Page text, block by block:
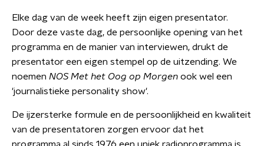
Elke dag van de week heeft zijn eigen presentator.
Door deze vaste dag, de persoonlijke opening van het
programma en de manier van interviewen, drukt de
presentator een eigen stempel op de uitzending. We
noemen NOS Met het Oog op Morgen ook wel een
'journalistieke personality show'.
De ijzersterke formule en de persoonlijkheid en kwaliteit
van de presentatoren zorgen ervoor dat het